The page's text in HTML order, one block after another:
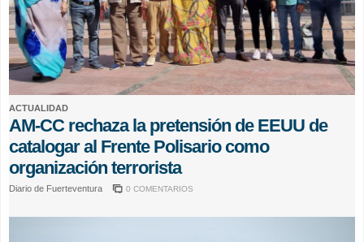
ACTUALIDAD
AM-CC rechaza la pretensión de EEUU de
catalogar al Frente Polisario como
organización terrorista
Diario de Fuerteventura 0 COMENTARIOS